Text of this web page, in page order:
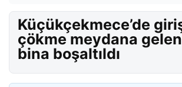
Küçükçekmece’de
çökme meydana
bina boşaltıldı